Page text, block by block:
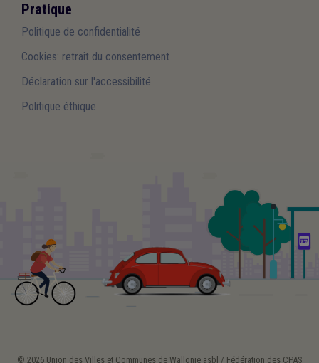
Pratique
Politique de confidentialité
Cookies: retrait du consentement
Déclaration sur l'accessibilité
Politique éthique
© 2026 Union des Villes et Communes de Wallonie asbl / Fédération des CPAS